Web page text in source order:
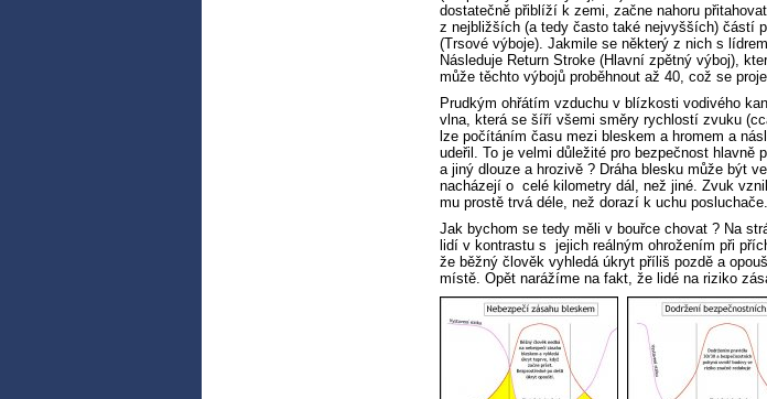
dostatečně přiblíží k zemi, začne nahoru
z nejbližších (a tedy často také nejvyšších) částí
(Trsové výboje). Jakmile se některý z nich s
Následuje Return Stroke (Hlavní zpětný výboj),
může těchto výbojů proběhnout až 40, což se
Prudkým ohřátím vzduchu v blízkosti vodivého
vlna, která se šíří všemi směry rychlostí zvuku
lze počítáním času mezi bleskem a hromem a
udeřil. To je velmi důležité pro bezpečnost
a jiný dlouze a hrozivě ? Dráha blesku může být
nacházejí o celé kilometry dál, než jiné. Zvuk
mu prostě trvá déle, než dorazí k uchu posluchače.
Jak bychom se tedy měli v bouřce chovat ? Na
lidí v kontrastu s jejich reálným ohrožením při
že běžný člověk vyhledá úkryt příliš pozdě a
místě. Opět narážíme na fakt, že lidé na riziko